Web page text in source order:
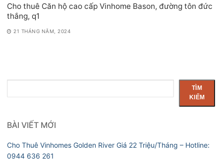
Cho thuê Căn hộ cao cấp Vinhome Bason, đường tôn đức
thắng, q1
21 THÁNG NĂM, 2024
kiếm
TÌM
KIẾM
BÀI VIẾT MỚI
Cho Thuê Vinhomes Golden River Giá 22 Triệu/Tháng – Hotline:
0944 636 261